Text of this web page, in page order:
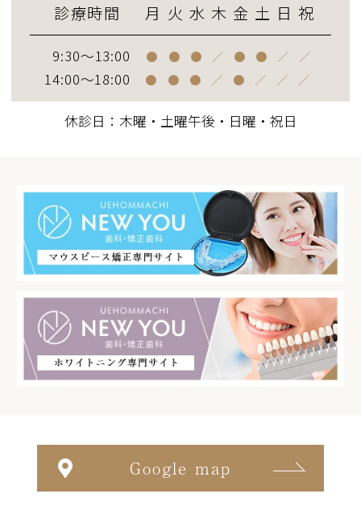
診療時間 月 火 水 木 金 土 日 祝
9:30～13:00 ● ● ● ／ ● ● ／ ／
14:00～18:00 ● ● ● ／ ● ／ ／ ／
休診日：木曜・土曜午後・日曜・祝日
Google map